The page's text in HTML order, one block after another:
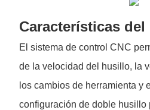
Características
El sistema de control CNC
de la velocidad del husillo, la
los cambios de herramienta y
configuración de doble husillo